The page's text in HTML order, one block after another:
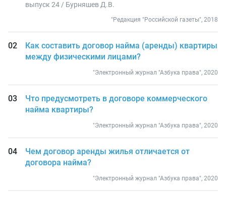
выпуск 24 / Бурняшев Д.В.
"Редакция "Российской газеты", 2018
Как составить договор найма (аренды) квартиры
между физическими лицами?
"Электронный журнал "Азбука права", 2020
Что предусмотреть в договоре коммерческого
найма квартиры?
"Электронный журнал "Азбука права", 2020
Чем договор аренды жилья отличается от
договора найма?
"Электронный журнал "Азбука права", 2020